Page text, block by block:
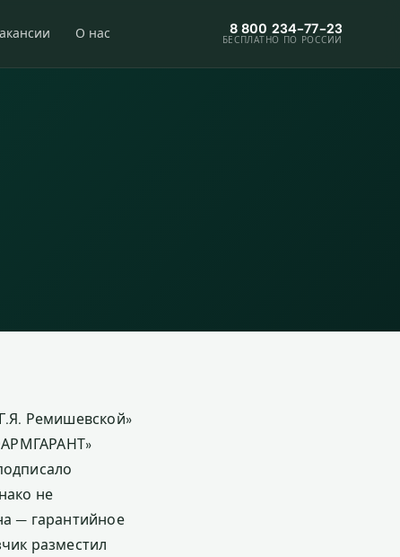
О нас 8 800 234-77-23
БЕСПЛАТНО ПО РОССИИ
Ремишевской»
не
— гарантийное
разместил